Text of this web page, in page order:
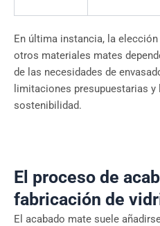
En última instancia, la
otros materiales mates
de las necesidades de
limitaciones presupuestarias
sostenibilidad.
El proceso de
fabricación de
El acabado mate suele